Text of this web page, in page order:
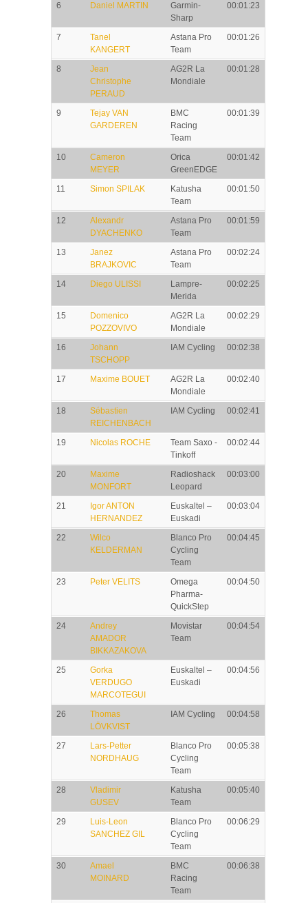
6 Daniel MARTIN
Garmin-
Sharp
00:01:23
7
Tanel
KANGERT
Astana Pro
Team
00:01:26
8
Jean
Christophe
PERAUD
AG2R La
Mondiale
00:01:28
9
Tejay VAN
GARDEREN
BMC
Racing
Team
00:01:39
10
Cameron
MEYER
Orica
GreenEDGE
00:01:42
11 Simon SPILAK
Katusha
Team
00:01:50
12
Alexandr
DYACHENKO
Astana Pro
Team
00:01:59
13
Janez
BRAJKOVIC
Astana Pro
Team
00:02:24
14 Diego ULISSI
Lampre-
Merida
00:02:25
15
Domenico
POZZOVIVO
AG2R La
Mondiale
00:02:29
16
Johann
TSCHOPP
IAM Cycling 00:02:38
17 Maxime BOUET
AG2R La
Mondiale
00:02:40
18
Sébastien
REICHENBACH
IAM Cycling 00:02:41
19 Nicolas ROCHE
Team Saxo -
Tinkoff
00:02:44
20
Maxime
MONFORT
Radioshack
Leopard
00:03:00
21
Igor ANTON
HERNANDEZ
Euskaltel –
Euskadi
00:03:04
22
Wilco
KELDERMAN
Blanco Pro
Cycling
Team
00:04:45
23 Peter VELITS
Omega
Pharma-
QuickStep
00:04:50
24
Andrey
AMADOR
BIKKAZAKOVA
Movistar
Team
00:04:54
25
Gorka
VERDUGO
MARCOTEGUI
Euskaltel –
Euskadi
00:04:56
26
Thomas
LÖVKVIST
IAM Cycling 00:04:58
27
Lars-Petter
NORDHAUG
Blanco Pro
Cycling
Team
00:05:38
28
Vladimir
GUSEV
Katusha
Team
00:05:40
29
Luis-Leon
SANCHEZ GIL
Blanco Pro
Cycling
Team
00:06:29
30
Amael
MOINARD
BMC
Racing
Team
00:06:38